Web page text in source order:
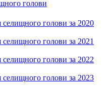
голови
голови за 2020
голови за 2021
голови за 2022
голови за 2023